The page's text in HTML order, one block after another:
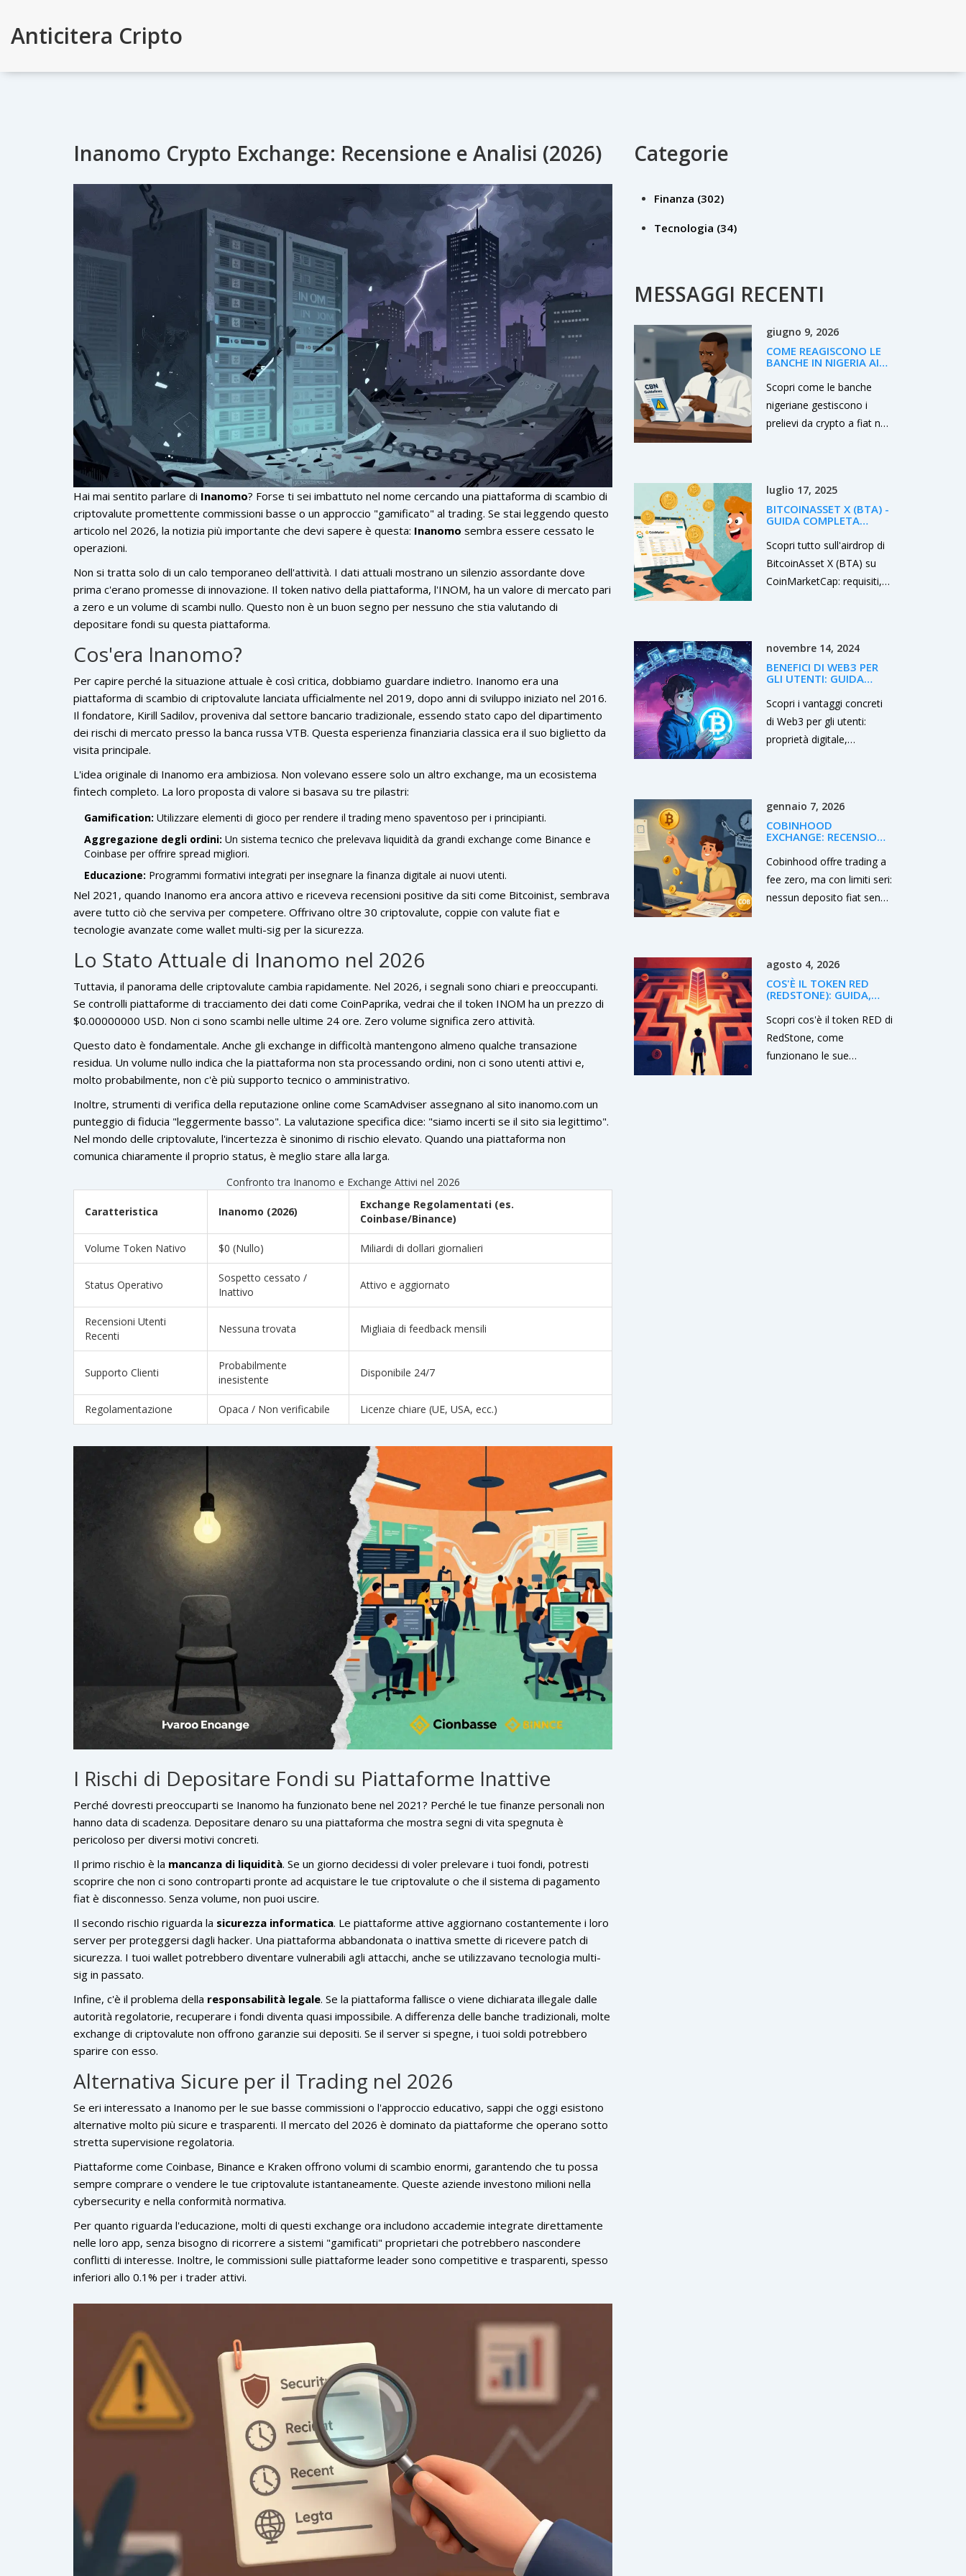
Anticitera Cripto
Inanomo Crypto Exchange: Recensione e Analisi (2026)
Hai mai sentito parlare di Inanomo? Forse ti sei imbattuto nel nome cercando una piattaforma di scambio di
criptovalute promettente commissioni basse o un approccio "gamificato" al trading. Se stai leggendo questo
articolo nel 2026, la notizia più importante che devi sapere è questa: Inanomo sembra essere cessato le
operazioni.
Non si tratta solo di un calo temporaneo dell'attività. I dati attuali mostrano un silenzio assordante dove
prima c'erano promesse di innovazione. Il token nativo della piattaforma, l'INOM, ha un valore di mercato pari
a zero e un volume di scambi nullo. Questo non è un buon segno per nessuno che stia valutando di
depositare fondi su questa piattaforma.
Cos'era Inanomo?
Per capire perché la situazione attuale è così critica, dobbiamo guardare indietro. Inanomo era una
piattaforma di scambio di criptovalute lanciata ufficialmente nel 2019, dopo anni di sviluppo iniziato nel 2016.
Il fondatore, Kirill Sadilov, proveniva dal settore bancario tradizionale, essendo stato capo del dipartimento
dei rischi di mercato presso la banca russa VTB. Questa esperienza finanziaria classica era il suo biglietto da
visita principale.
L'idea originale di Inanomo era ambiziosa. Non volevano essere solo un altro exchange, ma un ecosistema
fintech completo. La loro proposta di valore si basava su tre pilastri:
Gamification: Utilizzare elementi di gioco per rendere il trading meno spaventoso per i principianti.
Aggregazione degli ordini: Un sistema tecnico che prelevava liquidità da grandi exchange come Binance e
Coinbase per offrire spread migliori.
Educazione: Programmi formativi integrati per insegnare la finanza digitale ai nuovi utenti.
Nel 2021, quando Inanomo era ancora attivo e riceveva recensioni positive da siti come Bitcoinist, sembrava
avere tutto ciò che serviva per competere. Offrivano oltre 30 criptovalute, coppie con valute fiat e
tecnologie avanzate come wallet multi-sig per la sicurezza.
Lo Stato Attuale di Inanomo nel 2026
Tuttavia, il panorama delle criptovalute cambia rapidamente. Nel 2026, i segnali sono chiari e preoccupanti.
Se controlli piattaforme di tracciamento dei dati come CoinPaprika, vedrai che il token INOM ha un prezzo di
$0.00000000 USD. Non ci sono scambi nelle ultime 24 ore. Zero volume significa zero attività.
Questo dato è fondamentale. Anche gli exchange in difficoltà mantengono almeno qualche transazione
residua. Un volume nullo indica che la piattaforma non sta processando ordini, non ci sono utenti attivi e,
molto probabilmente, non c'è più supporto tecnico o amministrativo.
Inoltre, strumenti di verifica della reputazione online come ScamAdviser assegnano al sito inanomo.com un
punteggio di fiducia "leggermente basso". La valutazione specifica dice: "siamo incerti se il sito sia legittimo".
Nel mondo delle criptovalute, l'incertezza è sinonimo di rischio elevato. Quando una piattaforma non
comunica chiaramente il proprio status, è meglio stare alla larga.
Confronto tra Inanomo e Exchange Attivi nel 2026
Caratteristica Inanomo (2026)
Exchange Regolamentati (es.
Coinbase/Binance)
Volume Token Nativo $0 (Nullo) Miliardi di dollari giornalieri
Status Operativo
Sospetto cessato /
Inattivo
Attivo e aggiornato
Recensioni Utenti
Recenti
Nessuna trovata Migliaia di feedback mensili
Supporto Clienti
Probabilmente
inesistente
Disponibile 24/7
Regolamentazione Opaca / Non verificabile Licenze chiare (UE, USA, ecc.)
I Rischi di Depositare Fondi su Piattaforme Inattive
Perché dovresti preoccuparti se Inanomo ha funzionato bene nel 2021? Perché le tue finanze personali non
hanno data di scadenza. Depositare denaro su una piattaforma che mostra segni di vita spegnuta è
pericoloso per diversi motivi concreti.
Il primo rischio è la mancanza di liquidità. Se un giorno decidessi di voler prelevare i tuoi fondi, potresti
scoprire che non ci sono controparti pronte ad acquistare le tue criptovalute o che il sistema di pagamento
fiat è disconnesso. Senza volume, non puoi uscire.
Il secondo rischio riguarda la sicurezza informatica. Le piattaforme attive aggiornano costantemente i loro
server per proteggersi dagli hacker. Una piattaforma abbandonata o inattiva smette di ricevere patch di
sicurezza. I tuoi wallet potrebbero diventare vulnerabili agli attacchi, anche se utilizzavano tecnologia multi-
sig in passato.
Infine, c'è il problema della responsabilità legale. Se la piattaforma fallisce o viene dichiarata illegale dalle
autorità regolatorie, recuperare i fondi diventa quasi impossibile. A differenza delle banche tradizionali, molte
exchange di criptovalute non offrono garanzie sui depositi. Se il server si spegne, i tuoi soldi potrebbero
sparire con esso.
Alternativa Sicure per il Trading nel 2026
Se eri interessato a Inanomo per le sue basse commissioni o l'approccio educativo, sappi che oggi esistono
alternative molto più sicure e trasparenti. Il mercato del 2026 è dominato da piattaforme che operano sotto
stretta supervisione regolatoria.
Piattaforme come Coinbase, Binance e Kraken offrono volumi di scambio enormi, garantendo che tu possa
sempre comprare o vendere le tue criptovalute istantaneamente. Queste aziende investono milioni nella
cybersecurity e nella conformità normativa.
Per quanto riguarda l'educazione, molti di questi exchange ora includono accademie integrate direttamente
nelle loro app, senza bisogno di ricorrere a sistemi "gamificati" proprietari che potrebbero nascondere
conflitti di interesse. Inoltre, le commissioni sulle piattaforme leader sono competitive e trasparenti, spesso
inferiori allo 0.1% per i trader attivi.
Categorie
Finanza (302)
Tecnologia (34)
MESSAGGI RECENTI
giugno 9, 2026
COME REAGISCONO LE
BANCHE IN NIGERIA AI
VALUTA FIAT
Scopri come le banche
nigeriane gestiscono i
prelievi da crypto a fiat nel
luglio 17, 2025
BITCOINASSET X (BTA) -
GUIDA COMPLETA
COINMARKETCAP
(VECCHIO)
Scopri tutto sull'airdrop di
BitcoinAsset X (BTA) su
CoinMarketCap: requisiti,
novembre 14, 2024
BENEFICI DI WEB3 PER
GLI UTENTI: GUIDA
Scopri i vantaggi concreti
di Web3 per gli utenti:
proprietà digitale,
gennaio 7, 2026
COBINHOOD
EXCHANGE: RECENSIONE
ZERO, SICUREZZA E
Cobinhood offre trading a
fee zero, ma con limiti seri:
nessun deposito fiat senza
solo a trader esperti che
già hanno cripto e cercano
di risparmiare sulle
commissioni.
agosto 4, 2026
COS'È IL TOKEN RED
(REDSTONE): GUIDA,
NEL 2026
Scopri cos'è il token RED di
RedStone, come
funzionano le sue